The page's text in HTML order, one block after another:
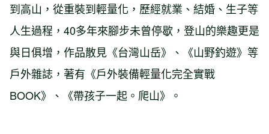
到高山，從重裝到輕量化，歷經就業、結婚、生子等
人生過程，40多年來腳步未曾停歇，登山的樂趣更是
與日俱增，作品散見《台灣山岳》、《山野釣遊》等
戶外雜誌，著有《戶外裝備輕量化完全實戰
BOOK》、《帶孩子一起。爬山》。